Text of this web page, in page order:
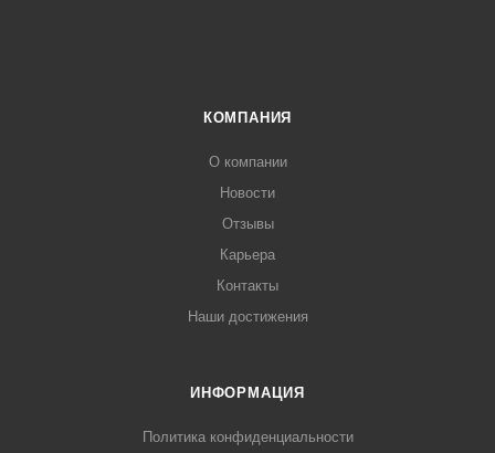
КОМПАНИЯ
О компании
Новости
Отзывы
Карьера
Контакты
Наши достижения
ИНФОРМАЦИЯ
Политика конфиденциальности